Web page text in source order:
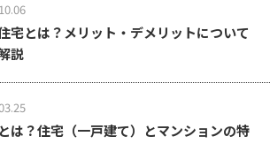
宅とは？メリット・デメリットについて
説
は？住宅（一戸建て）とマンションの特